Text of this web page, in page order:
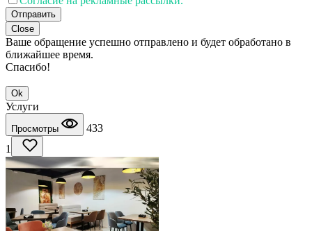
Отправить
Close
Ваше обращение успешно отправлено и будет обработано в
ближайшее время.
Спасибо!
Ok
Услуги
Просмотры
433
1